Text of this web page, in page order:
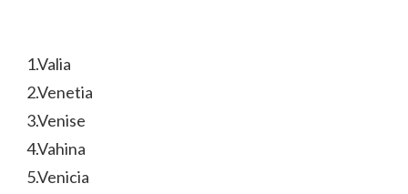
1.Valia
2.Venetia
3.Venise
4.Vahina
5.Venicia